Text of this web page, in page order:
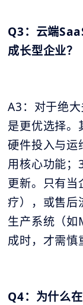
Q3：云端
成长型企业？
A3：对于绝
是更优选择。
硬件投入与运
用核心功能；
更新。只有当
疗），或售后
生产系统（如
成时，才需慎
Q4：为什么